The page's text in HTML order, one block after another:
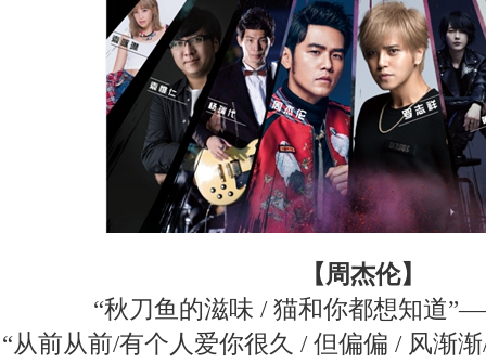
【周杰伦】
“秋刀鱼的滋味 / 猫和你都想知道
“从前从前/有个人爱你很久 / 但偏偏 / 风渐